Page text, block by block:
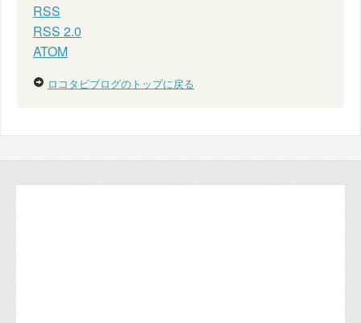
RSS
RSS 2.0
ATOM
ロコタビブログのトップに戻る